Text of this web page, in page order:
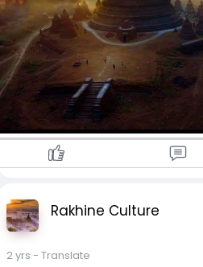
ြစ်သည်။
Rakhine Culture
2 yrs - Translate